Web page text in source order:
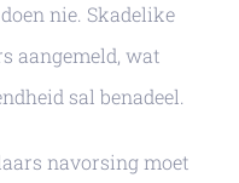
nie. Skadelike
aangemeld, wat
sal benadeel.
navorsing moet